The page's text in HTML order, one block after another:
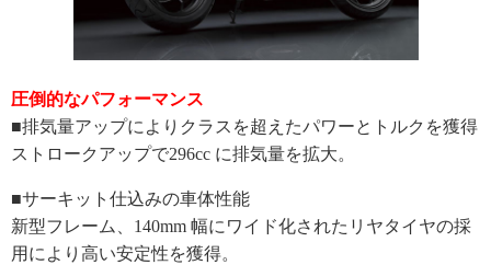
圧倒的なパフォーマンス
■排気量アップによりクラスを超えたパワーとトルクを獲得
ストロークアップで296cc に排気量を拡大。
■サーキット仕込みの車体性能
新型フレーム、140mm 幅にワイド化されたリヤタイヤの採
用により高い安定性を獲得。